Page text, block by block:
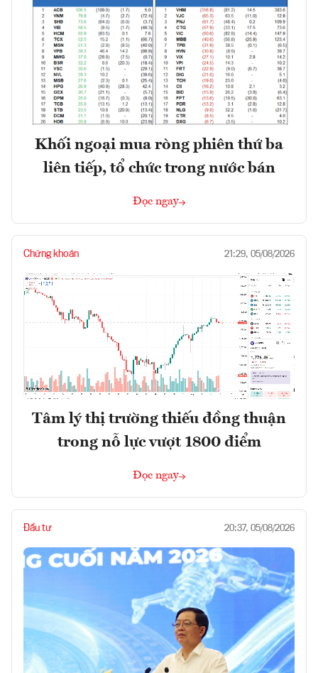
Khối ngoại mua ròng phiên thứ ba
liên tiếp, tổ chức trong nước bán
Đọc ngay
Chứng khoán 21:29, 05/08/2026
Tâm lý thị trường thiếu đồng thuận
trong nỗ lực vượt 1800 điểm
Đọc ngay
Đầu tư 20:37, 05/08/2026